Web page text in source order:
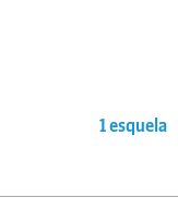
1 esquela